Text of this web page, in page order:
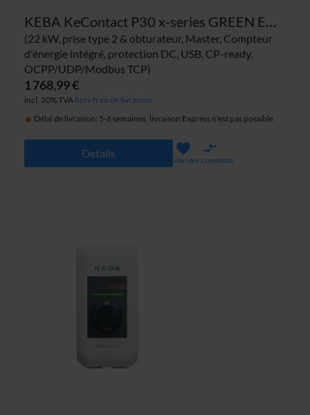
KEBA KeContact P30 x-series GREEN EDITION 125.047 borne de recharge
(22 kW, prise type 2 & obturateur, Master, Compteur
d'énergie intégré, protection DC, USB, CP-ready,
OCPP/UDP/Modbus TCP)
1 768,99 €
incl. 20% TVA hors frais de livraison
Délai de livraison: 5-6 semaines, livraison Express n'est pas possible
Details
FAVORIS COMPARER